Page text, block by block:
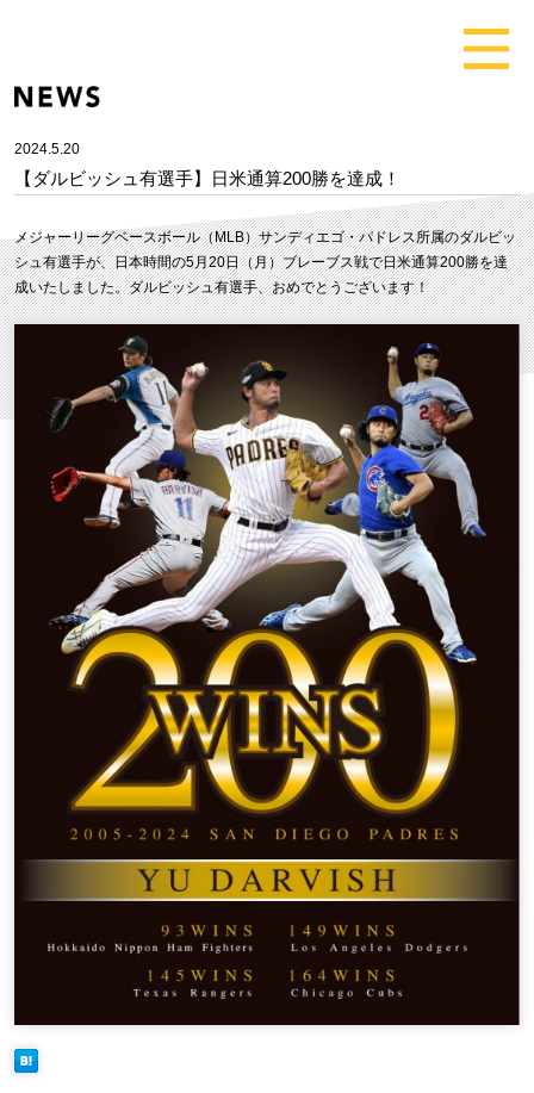
2024.5.20
【ダルビッシュ有選手】日米通算200勝を達成！
メジャーリーグベースボール（MLB）サンディエゴ・パドレス所属のダルビッ
シュ有選手が、日本時間の5月20日（月）ブレーブス戦で日米通算200勝を達
成いたしました。ダルビッシュ有選手、おめでとうございます！